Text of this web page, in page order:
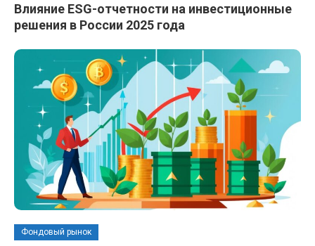
Влияние ESG-отчетности на инвестиционные
решения в России 2025 года
Фондовый рынок